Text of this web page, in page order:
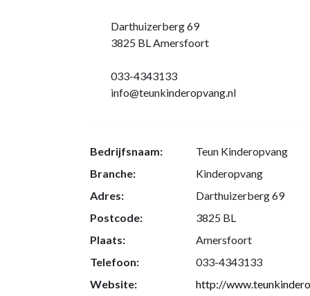
Darthuizerberg 69
3825 BL Amersfoort
033-4343133
info@teunkinderopvang.nl
Bedrijfsnaam:
Teun Kinderopvang
Branche:
Kinderopvang
Adres:
Darthuizerberg 69
Postcode:
3825 BL
Plaats:
Amersfoort
Telefoon:
033-4343133
Website:
http://